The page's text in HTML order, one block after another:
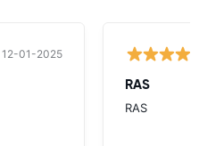
12-01-2025
RAS
RAS